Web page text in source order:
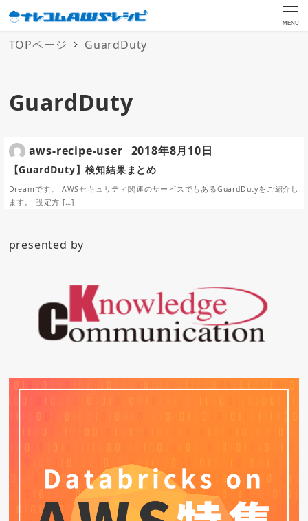
MENU
TOPページ GuardDuty
GuardDuty
【GuardDuty】検知結果まとめ
Dreamです。 AWSセキュリティ関連のサービスでもあるGuardDutyをご紹介し
ます。 設定方 […]
aws-recipe-user 2018年8月10日
presented by